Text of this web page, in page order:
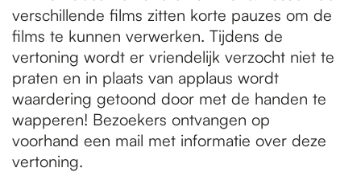
verschillende films zitten korte pauzes om de
films te kunnen verwerken. Tijdens de
vertoning wordt er vriendelijk verzocht niet te
praten en in plaats van applaus wordt
waardering getoond door met de handen te
wapperen! Bezoekers ontvangen op
voorhand een mail met informatie over deze
vertoning.